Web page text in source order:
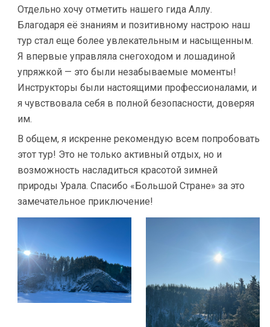
Отдельно хочу отметить нашего гида Аллу.
Благодаря её знаниям и позитивному настрою наш
тур стал еще более увлекательным и насыщенным.
Я впервые управляла снегоходом и лошадиной
упряжкой — это были незабываемые моменты!
Инструкторы были настоящими профессионалами, и
я чувствовала себя в полной безопасности, доверяя
им.
В общем, я искренне рекомендую всем попробовать
этот тур! Это не только активный отдых, но и
возможность насладиться красотой зимней
природы Урала. Спасибо «Большой Стране» за это
замечательное приключение!